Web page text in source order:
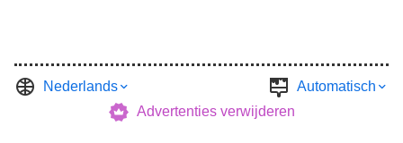
Nederlands
Automatisch
Advertenties verwijderen